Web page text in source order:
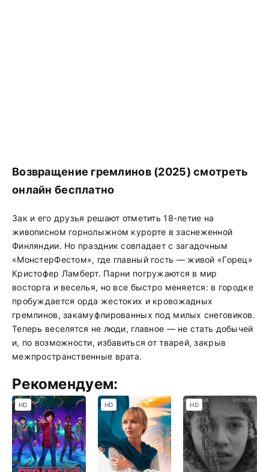
Возвращение гремлинов (2025) смотреть
онлайн бесплатно
Зак и его друзья решают отметить 18-летие на
живописном горнолыжном курорте в заснеженной
Финляндии. Но праздник совпадает с загадочным
«МонстерФестом», где главный гость — живой «Горец»
Кристофер Ламберт. Парни погружаются в мир
восторга и веселья, но все быстро меняется: в городке
пробуждается орда жестоких и кровожадных
гремлинов, закамуфлированных под милых снеговиков.
Теперь веселятся не люди, главное — не стать добычей
и, по возможности, избавиться от тварей, закрыв
межпространственные врата.
Рекомендуем:
HD HD HD